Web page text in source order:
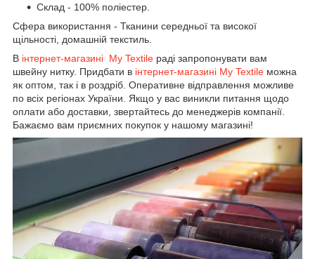
Cклад - 100% поліестер.
Сфера використання - Тканини середньої та високої
щільності, домашній текстиль.
В інтернет-магазині My Textile раді запропонувати вам
швейну нитку. Придбати в інтернет-магазині My Textile можна
як оптом, так і в роздріб. Оперативне відправлення можливе
по всіх регіонах України. Якщо у вас виникли питання щодо
оплати або доставки, звертайтесь до менеджерів компанії.
Бажаємо вам приємних покупок у нашому магазині!